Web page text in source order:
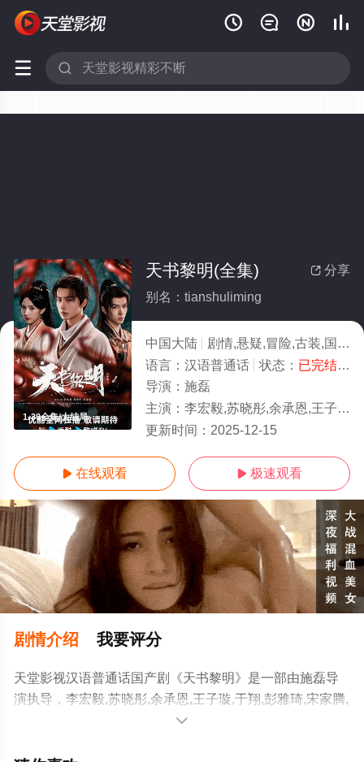
   
 
1-30全集/大结局
 分享
天书黎明(全集)
别名：tianshuliming
中国大陆 剧情,悬疑,冒险,古装,国产
语言： 汉语普通话 状态： 已完结- 免
导演： 施磊
主演： 李宏毅,苏晓彤,余承恩,王子璇,于翔,彭雅琦,宋家腾,戴燕妮,金珈,钱波,高冬平
更新时间： 2025-12-15
 在线观看  极速观看
剧情介绍 我要评分
天堂影视汉语普通话国产剧《天书黎明》是一部由施磊导
演执导，李宏毅,苏晓彤,余承恩,王子璇,于翔,彭雅琦,宋家腾,
戴燕妮,金珈,钱波,高冬平等演员精彩演绎的中国大陆电视
